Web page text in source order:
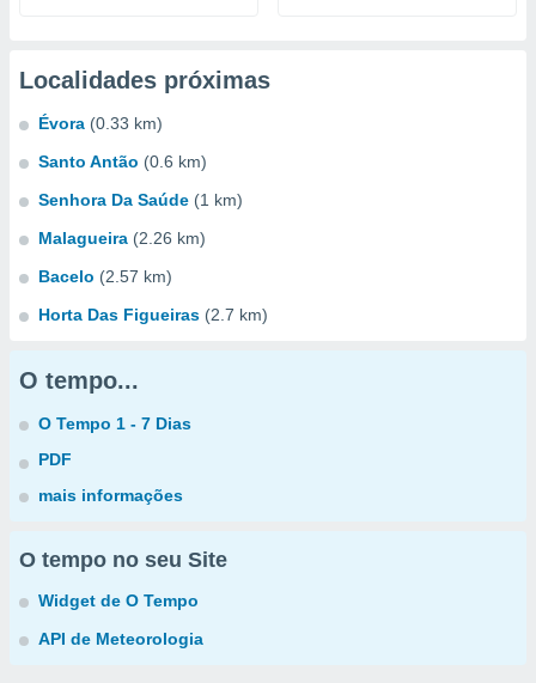
Localidades próximas
Évora (0.33 km)
Santo Antão (0.6 km)
Senhora Da Saúde (1 km)
Malagueira (2.26 km)
Bacelo (2.57 km)
Horta Das Figueiras (2.7 km)
O tempo...
O Tempo 1 - 7 Dias
PDF
mais informações
O tempo no seu Site
Widget de O Tempo
API de Meteorologia